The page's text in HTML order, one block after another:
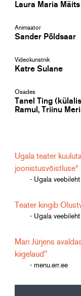
Laura Maria Mäits
Animaator
Sander Põldsaar
Videokunstnik
Katre Sulane
Osades
Tanel Ting
Ramul, Triinu
Ugala teater
joonistusvõistluse“
- Ugala veebileht
Teater kingib
- Ugala veebileht
Mari Jürjens
kiigelaud"
- menu.err.ee